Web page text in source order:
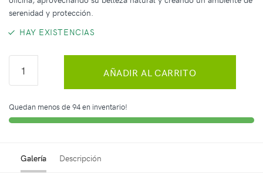
serenidad y protección.
HAY EXISTENCIAS
AÑADIR AL CARRITO
Quedan menos de 94 en inventario!
Galería Descripción